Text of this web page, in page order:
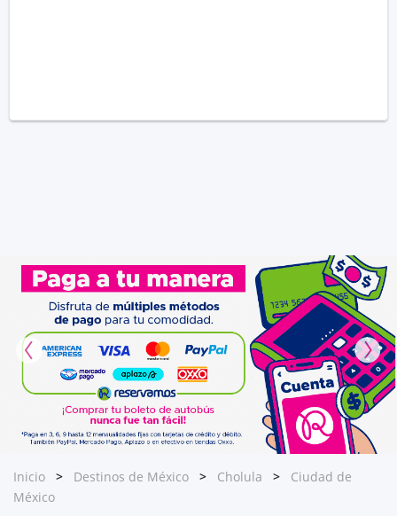
Inicio Destinos de México Cholula
Ciudad de
México